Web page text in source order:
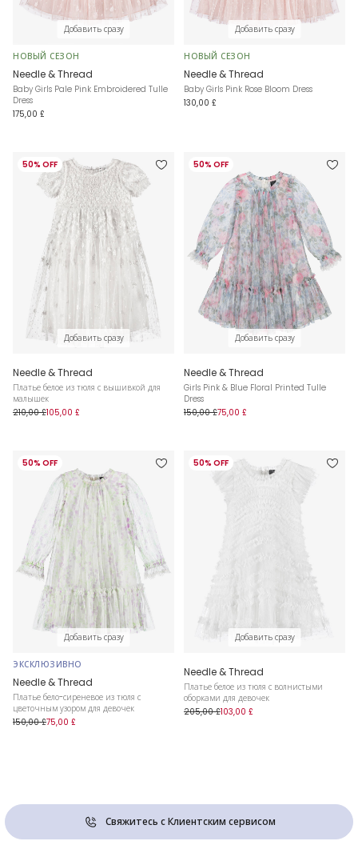
Добавить сразу
НОВЫЙ СЕЗОН
Needle & Thread
Baby Girls Pale Pink Embroidered Tulle
Dress
175,00 £
Добавить сразу
НОВЫЙ СЕЗОН
Needle & Thread
Baby Girls Pink Rose Bloom Dress
130,00 £
50% OFF
Добавить сразу
Needle & Thread
Платье белое из тюля с вышивкой для
малышек
210,00 £105,00 £
50% OFF
Добавить сразу
Needle & Thread
Girls Pink & Blue Floral Printed Tulle
Dress
150,00 £75,00 £
50% OFF
Добавить сразу
ЭКСКЛЮЗИВНО
Needle & Thread
Платье бело-сиреневое из тюля с
цветочным узором для девочек
150,00 £75,00 £
50% OFF
Добавить сразу
Needle & Thread
Платье белое из тюля с волнистыми
оборками для девочек
205,00 £103,00 £
Свяжитесь с Клиентским сервисом